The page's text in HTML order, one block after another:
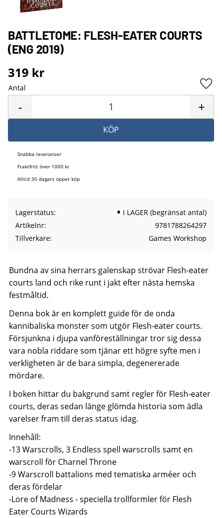
BATTLETOME: FLESH-EATER COURTS
(ENG 2019)
319 kr
Antal
+
-
KÖP
Snabba leveranser
Fraktfritt över 1000 kr
Alltid 30 dagars öppet köp
Lagerstatus
I LAGER (begränsat antal)
Artikelnr
9781788264297
Tillverkare
Games Workshop
Bundna av sina herrars galenskap strövar Flesh-eater
courts land och rike runt i jakt efter nästa hemska
festmåltid.
Denna bok är en komplett guide för de onda
kannibaliska monster som utgör Flesh-eater courts.
Försjunkna i djupa vanföreställningar tror sig dessa
vara nobla riddare som tjänar ett högre syfte men i
verkligheten är de bara simpla, degenererade
mördare.
I boken hittar du bakgrund samt regler för Flesh-eater
courts, deras sedan länge glömda historia som ädla
varelser fram till deras status idag.
Innehåll:
-13 Warscrolls, 3 Endless spell warscrolls samt en
warscroll för Charnel Throne
-9 Warscroll battalions med tematiska arméer och
deras fördelar
-Lore of Madness - speciella trollformler för Flesh
Eater Courts Wizards